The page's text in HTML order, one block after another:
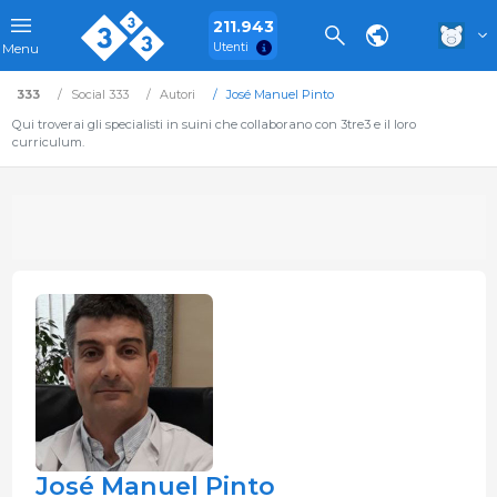
Menu
211.943
Utenti
333 Social 333 Autori
José Manuel Pinto
Qui troverai gli specialisti in suini che collaborano con 3tre3 e il loro
curriculum.
José Manuel Pinto